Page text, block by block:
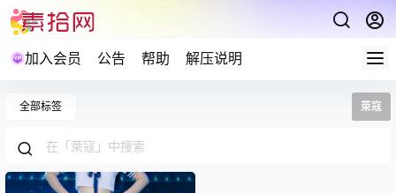
加入会员 公告 帮助 解压说明
全部标签 萊寇